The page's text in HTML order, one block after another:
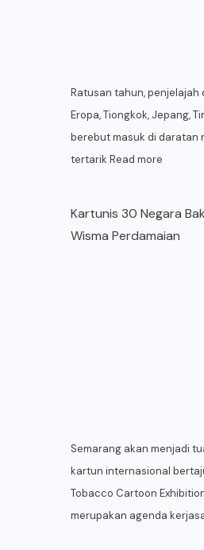
Ratusan tahun, penjelajah
Eropa, Tiongkok, Jepang,
berebut masuk di daratan
tertarik Read more
Kartunis 30 Negara
Wisma Perdamaian
Semarang akan menjadi
kartun internasional
Tobacco Cartoon
merupakan agenda